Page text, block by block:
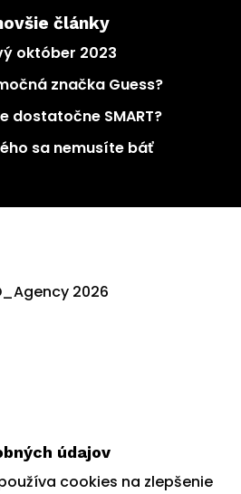
články
október 2023
značka Guess?
dostatočne SMART?
sa nemusíte báť
2026
údajov
cookies na zlepšenie